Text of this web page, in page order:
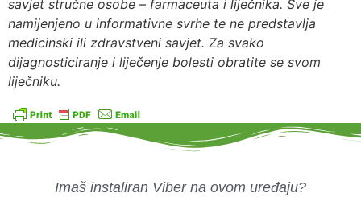
savjet stručne osobe – farmaceuta i liječnika. Sve je
namijenjeno u informativne svrhe te ne predstavlja
medicinski ili zdravstveni savjet. Za svako
dijagnosticiranje i liječenje bolesti obratite se svom
liječniku.
Imaš instaliran Viber na ovom uređaju?